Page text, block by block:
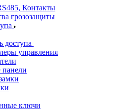
Контакты
грозозащиты
доступа
управления
ключи